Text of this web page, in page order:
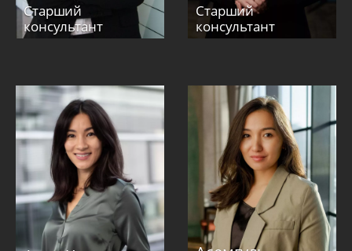
Старший
консультант
Старший
консультант